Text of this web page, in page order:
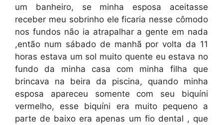
um banheiro, se minha esposa aceitasse
receber meu sobrinho ele ficaria nesse cômodo
nos fundos não ia atrapalhar a gente em nada
,então num sábado de manhã por volta da 11
horas estava um sol muito quente eu estava no
fundo da minha casa com minha filha que
brincava na beira da piscina, quando minha
esposa apareceu somente com seu biquíni
vermelho, esse biquíni era muito pequeno a
parte de baixo era apenas um fio dental , que